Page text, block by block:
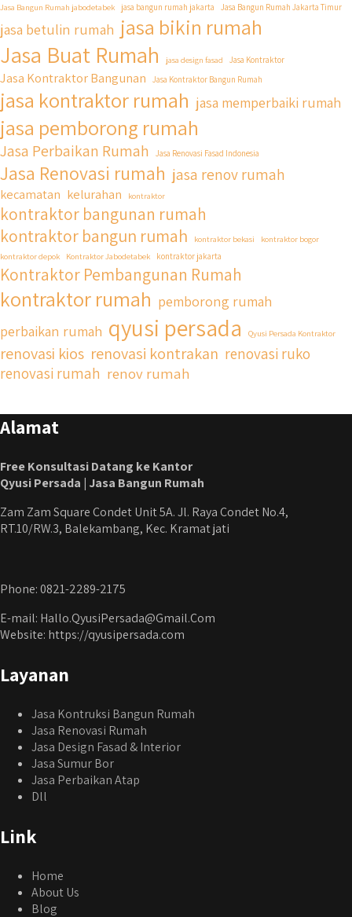
Jasa Bangun Rumah jabodetabek jasa bangun rumah jakarta Jasa Bangun Rumah Jakarta Timur
jasa betulin rumah jasa bikin rumah
Jasa Buat Rumah jasa design fasad Jasa Kontraktor
Jasa Kontraktor Bangunan Jasa Kontraktor Bangun Rumah
jasa kontraktor rumah jasa memperbaiki rumah
jasa pemborong rumah
Jasa Perbaikan Rumah Jasa Renovasi Fasad Indonesia
Jasa Renovasi rumah jasa renov rumah
kecamatan kelurahan kontraktor
kontraktor bangunan rumah
kontraktor bangun rumah
kontraktor bekasi
kontraktor bogor
kontraktor depok
Kontraktor Jabodetabek kontraktor jakarta
Kontraktor Pembangunan Rumah
kontraktor rumah pemborong rumah
perbaikan rumah qyusi persada Qyusi Persada Kontraktor
renovasi kios renovasi kontrakan renovasi ruko
renovasi rumah renov rumah
Alamat
Free Konsultasi Datang ke Kantor
Qyusi Persada | Jasa Bangun Rumah
Zam Zam Square Condet Unit 5A. Jl. Raya Condet No.4,
RT.10/RW.3, Balekambang, Kec. Kramat jati
Phone: 0821-2289-2175
E-mail: Hallo.QyusiPersada@Gmail.Com
Website: https://qyusipersada.com
Layanan
Jasa Kontruksi Bangun Rumah
Jasa Renovasi Rumah
Jasa Design Fasad & Interior
Jasa Sumur Bor
Jasa Perbaikan Atap
Dll
Link
Home
About Us
Blog